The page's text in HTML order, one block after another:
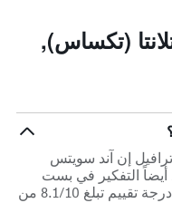
(تكساس),
إن آند سويتس
المفيد أيضاً التفكير في بست
ويسترن باينيودز إن والذي حصل على درجة تقييم تبلغ 8.1/10 من